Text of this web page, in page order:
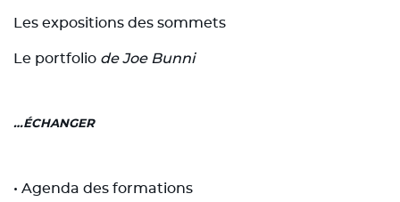
Les expositions des sommets
Le portfolio de Joe Bunni
…ÉCHANGER
• Agenda des formations